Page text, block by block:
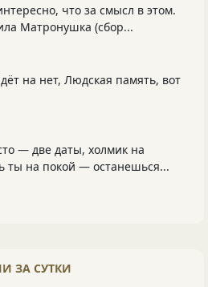
что за смысл в этом.
Матронушка (сбор...
на нет, Людская память, вот
— две даты, холмик на
ты на покой — останешься...
ЗА СУТКИ